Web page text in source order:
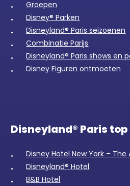
Groepen
Disney® Parken
Disneyland® Paris seizoenen
Combinatie Parijs
Disneyland® Paris shows en
Disney Figuren ontmoeten
Disneyland® Paris top
Disney Hotel New York –
Disneyland® Hotel
B&B Hotel